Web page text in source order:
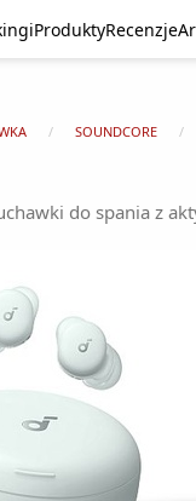
ProduktyRecenzje
SOUNDCORE
do spania z